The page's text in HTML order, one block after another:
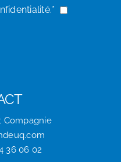
Compagnie
36 06 02